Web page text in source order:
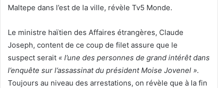
Maltepe dans l’est de la ville, révèle Tv5 Monde.
Le ministre haïtien des Affaires étrangères, Claude
Joseph, content de ce coup de filet assure que le
suspect serait « l’une des personnes de grand intérêt dans
l’enquête sur l’assassinat du président Moise Jovenel ».
Toujours au niveau des arrestations, on révèle que à la fin